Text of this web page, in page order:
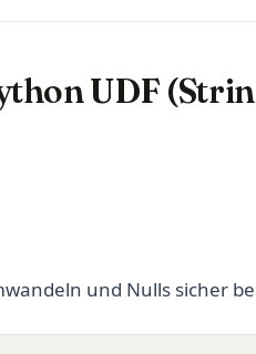
UDF
und Nulls sicher